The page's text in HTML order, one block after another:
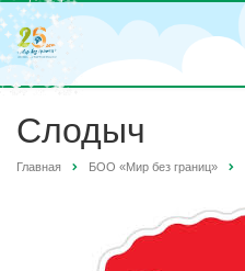
Слодыч
Главная БОО «Мир без границ»